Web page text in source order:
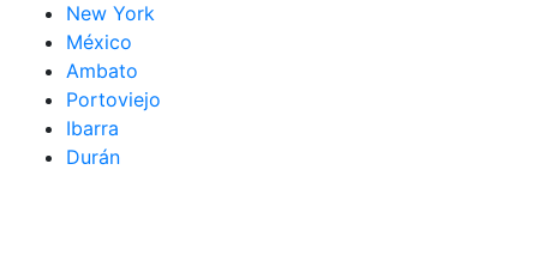
New York
México
Ambato
Portoviejo
Ibarra
Durán